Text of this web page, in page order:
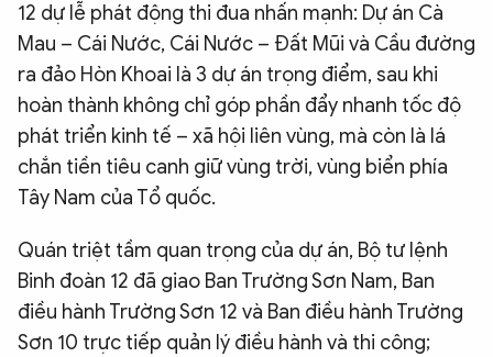
12 dự lễ phát động thi đua nhấn mạnh: Dự án Cà
Mau – Cái Nước, Cái Nước – Đất Mũi và Cầu đường
ra đảo Hòn Khoai là 3 dự án trọng điểm, sau khi
hoàn thành không chỉ góp phần đẩy nhanh tốc độ
phát triển kinh tế – xã hội liên vùng, mà còn là lá
chắn tiền tiêu canh giữ vùng trời, vùng biển phía
Tây Nam của Tổ quốc.
Quán triệt tầm quan trọng của dự án, Bộ tư lệnh
Binh đoàn 12 đã giao Ban Trường Sơn Nam, Ban
điều hành Trường Sơn 12 và Ban điều hành Trường
Sơn 10 trực tiếp quản lý điều hành và thi công;